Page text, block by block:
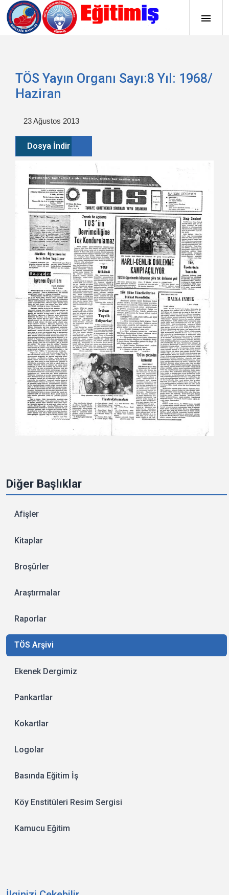
Diğer Başlıklar
Afişler
Kitaplar
Broşürler
Araştırmalar
Raporlar
TÖS Arşivi
Ekenek Dergimiz
Pankartlar
Kokartlar
Logolar
Basında Eğitim İş
Köy Enstitüleri Resim Sergisi
Kamucu Eğitim
TÖS Yayın Organı Sayı:8 Yıl: 1968/
Haziran
23 Ağustos 2013
Dosya İndir